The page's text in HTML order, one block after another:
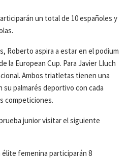
un total de 10 españoles y
Roberto aspira a estar en el podium
la European Cup. Para Javier Lluch
Ambos triatletas tienen una
palmarés deportivo con cada
competiciones.
junior visitar el siguiente
élite femenina participarán 8